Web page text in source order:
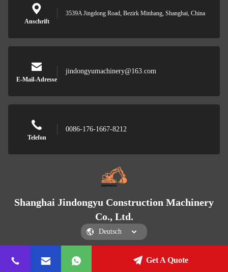
Anschrift
3539A Jingdong Road, Bezirk Minhang, Shanghai, China
E-Mail-Adresse
jindongyumachinery@163.com
Telefon
0086-176-1667-8212
Shanghai Jindongyu Construction Machinery
Co., Ltd.
Shanghai Jindongyu Construction Machinery Co., Ltd.
Get A Quote